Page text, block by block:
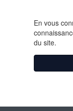
En vous
du site.